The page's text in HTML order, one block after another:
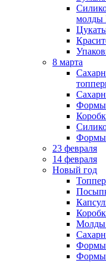
молды
8 марта
Формы
Формы
23 февраля
14 февраля
Новый год
Молды
Формы
Формы